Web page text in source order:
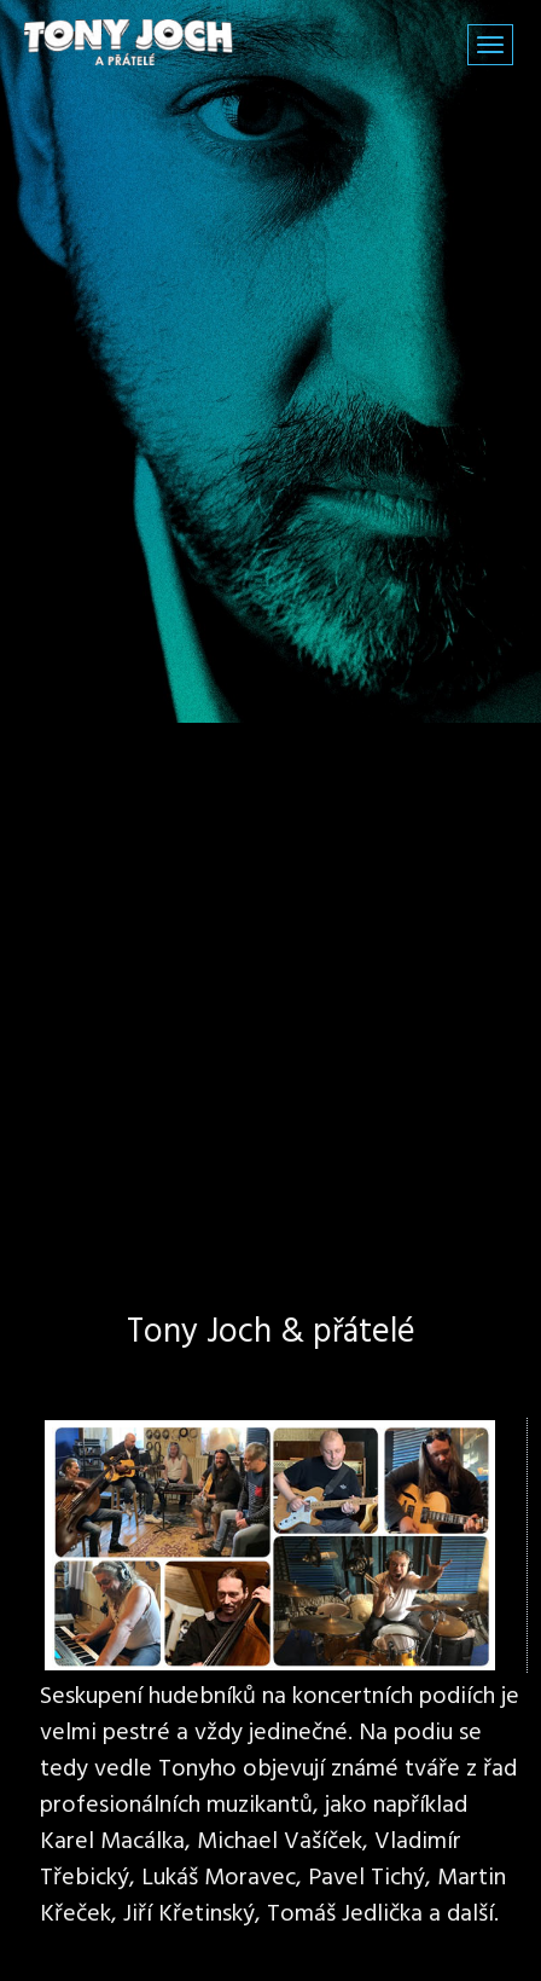
Tony Joch & přátelé
Seskupení hudebníků na koncertních podiích je
velmi pestré a vždy jedinečné. Na podiu se
tedy vedle Tonyho objevují známé tváře z řad
profesionálních muzikantů, jako například
Karel Macálka, Michael Vašíček, Vladimír
Třebický, Lukáš Moravec, Pavel Tichý, Martin
Křeček, Jiří Křetinský, Tomáš Jedlička a další.